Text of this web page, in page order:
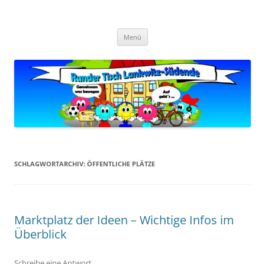
Menü
SCHLAGWORTARCHIV: ÖFFENTLICHE PLÄTZE
Marktplatz der Ideen – Wichtige Infos im
Überblick